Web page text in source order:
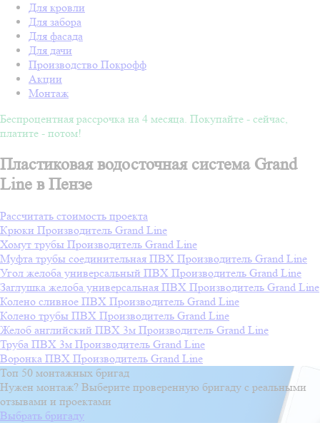
Для кровли
Для забора
Для фасада
Для дачи
Производство Покрофф
Акции
Монтаж
Беспроцентная рассрочка на 4 месяца. Покупайте - сейчас,
платите - потом!
Пластиковая водосточная система Grand
Line в Пензе
Рассчитать стоимость проекта
Крюки Производитель Grand Line
Хомут трубы Производитель Grand Line
Муфта трубы соединительная ПВХ Производитель Grand Line
Угол желоба универсальный ПВХ Производитель Grand Line
Заглушка желоба универсальная ПВХ Производитель Grand Line
Колено сливное ПВХ Производитель Grand Line
Колено трубы ПВХ Производитель Grand Line
Желоб английский ПВХ 3м Производитель Grand Line
Труба ПВХ 3м Производитель Grand Line
Воронка ПВХ Производитель Grand Line
Топ 50 монтажных бригад
Нужен монтаж? Выберите проверенную бригаду с реальными
отзывами и проектами
Выбрать бригаду